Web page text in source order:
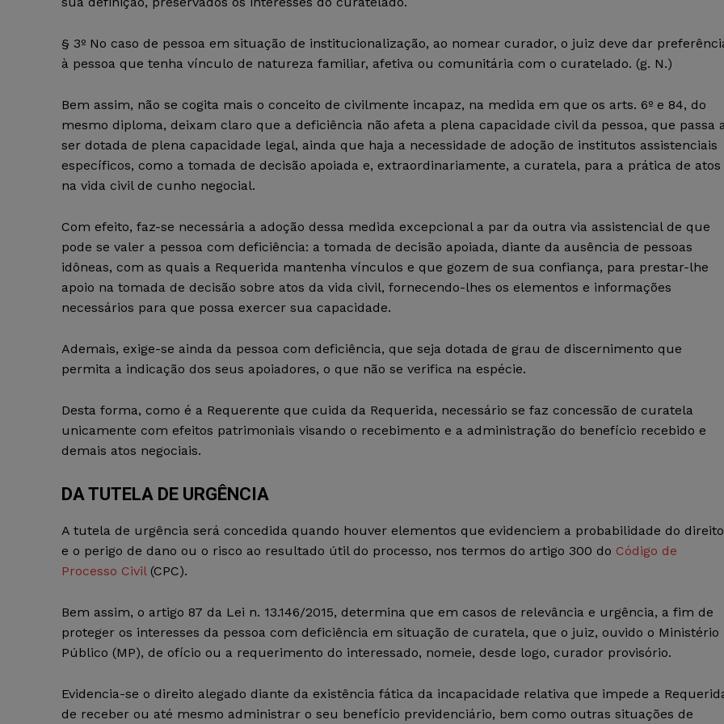
§ 3º No caso de pessoa em situação de institucionalização, ao nomear curador, o juiz deve dar
à pessoa que tenha vínculo de natureza familiar, afetiva ou comunitária com o curatelado. (g. N.)
Bem assim, não se cogita mais o conceito de civilmente incapaz, na medida em que os arts. 6º e 84, do
mesmo diploma, deixam claro que a deficiência não afeta a plena capacidade civil da pessoa, que passa
ser dotada de plena capacidade legal, ainda que haja a necessidade de adoção de institutos assistenciais
específicos, como a tomada de decisão apoiada e, extraordinariamente, a curatela, para a prática de atos
na vida civil de cunho negocial.
Com efeito, faz-se necessária a adoção dessa medida excepcional a par da outra via assistencial de que
pode se valer a pessoa com deficiência: a tomada de decisão apoiada, diante da ausência de pessoas
idôneas, com as quais a Requerida mantenha vínculos e que gozem de sua confiança, para prestar-lhe
apoio na tomada de decisão sobre atos da vida civil, fornecendo-lhes os elementos e informações
necessários para que possa exercer sua capacidade.
Ademais, exige-se ainda da pessoa com deficiência, que seja dotada de grau de discernimento que
permita a indicação dos seus apoiadores, o que não se verifica na espécie.
Desta forma, como é a Requerente que cuida da Requerida, necessário se faz concessão de curatela
unicamente com efeitos patrimoniais visando o recebimento e a administração do benefício recebido e
demais atos negociais.
DA TUTELA DE URGÊNCIA
A tutela de urgência será concedida quando houver elementos que evidenciem a probabilidade do direito
e o perigo de dano ou o risco ao resultado útil do processo, nos termos do artigo 300 do Código de
Processo Civil(CPC).
Bem assim, o artigo 87 da Lei n. 13.146/2015, determina que em casos de relevância e urgência, a fim de
proteger os interesses da pessoa com deficiência em situação de curatela, que o juiz, ouvido o Ministério
Público (MP), de ofício ou a requerimento do interessado, nomeie, desde logo, curador provisório.
Evidencia-se o direito alegado diante da existência fática da incapacidade relativa que impede a
de receber ou até mesmo administrar o seu benefício previdenciário, bem como outras situações de